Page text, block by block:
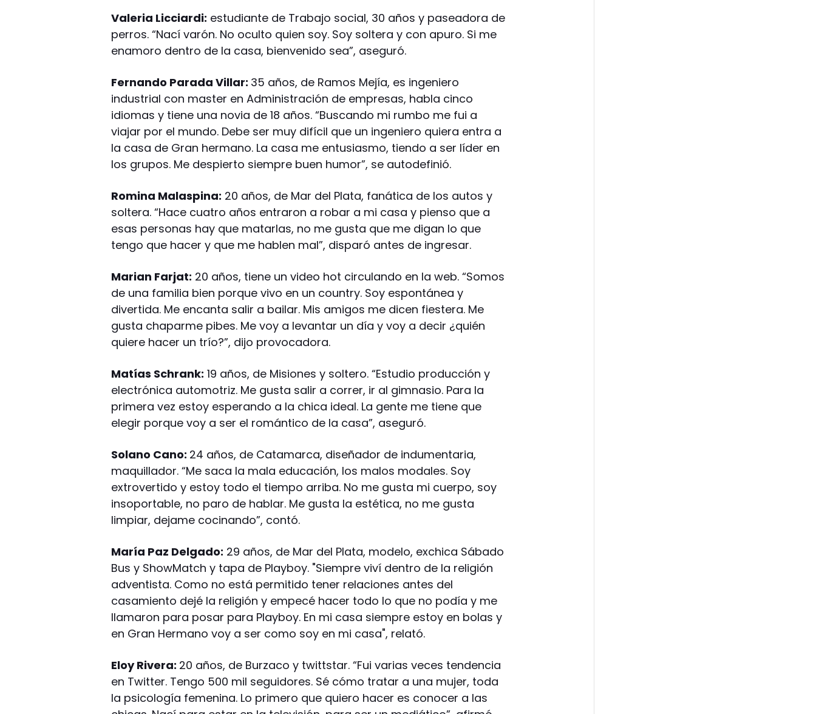
Valeria Licciardi: estudiante de Trabajo social, 30 años y paseadora de
perros. “Nací varón. No oculto quien soy. Soy soltera y con apuro. Si me
enamoro dentro de la casa, bienvenido sea”, aseguró.
Fernando Parada Villar: 35 años, de Ramos Mejía, es ingeniero
industrial con master en Administración de empresas, habla cinco
idiomas y tiene una novia de 18 años. “Buscando mi rumbo me fui a
viajar por el mundo. Debe ser muy difícil que un ingeniero quiera entra a
la casa de Gran hermano. La casa me entusiasmo, tiendo a ser líder en
los grupos. Me despierto siempre buen humor”, se autodefinió.
Romina Malaspina: 20 años, de Mar del Plata, fanática de los autos y
soltera. “Hace cuatro años entraron a robar a mi casa y pienso que a
esas personas hay que matarlas, no me gusta que me digan lo que
tengo que hacer y que me hablen mal”, disparó antes de ingresar.
Marian Farjat: 20 años, tiene un video hot circulando en la web. “Somos
de una familia bien porque vivo en un country. Soy espontánea y
divertida. Me encanta salir a bailar. Mis amigos me dicen fiestera. Me
gusta chaparme pibes. Me voy a levantar un día y voy a decir ¿quién
quiere hacer un trío?”, dijo provocadora.
Matías Schrank: 19 años, de Misiones y soltero. “Estudio producción y
electrónica automotriz. Me gusta salir a correr, ir al gimnasio. Para la
primera vez estoy esperando a la chica ideal. La gente me tiene que
elegir porque voy a ser el romántico de la casa”, aseguró.
Solano Cano: 24 años, de Catamarca, diseñador de indumentaria,
maquillador. “Me saca la mala educación, los malos modales. Soy
extrovertido y estoy todo el tiempo arriba. No me gusta mi cuerpo, soy
insoportable, no paro de hablar. Me gusta la estética, no me gusta
limpiar, dejame cocinando”, contó.
María Paz Delgado: 29 años, de Mar del Plata, modelo, exchica Sábado
Bus y ShowMatch y tapa de Playboy. "Siempre viví dentro de la religión
adventista. Como no está permitido tener relaciones antes del
casamiento dejé la religión y empecé hacer todo lo que no podía y me
llamaron para posar para Playboy. En mi casa siempre estoy en bolas y
en Gran Hermano voy a ser como soy en mi casa", relató.
Eloy Rivera: 20 años, de Burzaco y twittstar. “Fui varias veces tendencia
en Twitter. Tengo 500 mil seguidores. Sé cómo tratar a una mujer, toda
la psicología femenina. Lo primero que quiero hacer es conocer a las